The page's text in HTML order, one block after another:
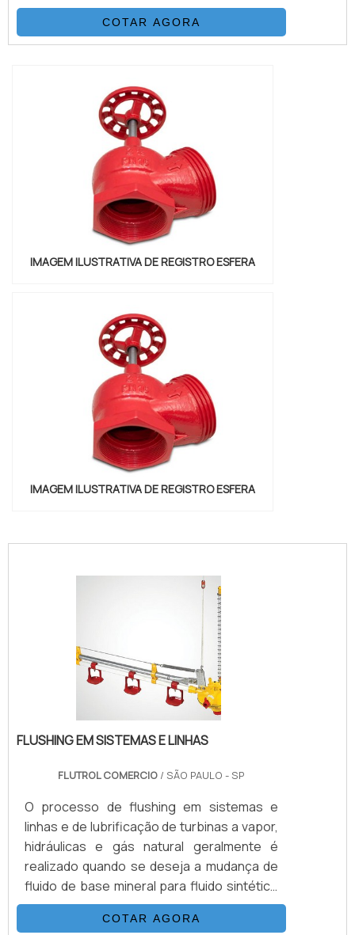
organização que se destaque por um bom
suporte pré-venda e tenha ampla
experiência no ramo. Quando o tema é
Acessórios Industriais o cliente encontrará
proteção e diversas opções de
pagamento.DETALHES SOBRE REGISTR...
COTAR AGORA
IMAGEM ILUSTRATIVA DE REGISTRO ESFERA
IMAGEM ILUSTRATIVA DE REGISTRO ESFERA
FLUSHING EM SISTEMAS E LINHAS
FLUTROL COMERCIO / SÃO PAULO - SP
O processo de flushing em sistemas e
linhas e de lubrificação de turbinas a vapor,
hidráulicas e gás natural geralmente é
realizado quando se deseja a mudança de
fluido de base mineral para fluido sintético
ou entre fluidos minerais ou sintéticos de
diferentes fornecedores. Mão de obra
COTAR AGORA